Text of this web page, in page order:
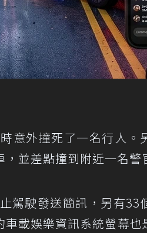
意外撞死了一名行人。
並差點撞到附近一名警
駕駛發送簡訊，另有33
載娛樂資訊系統螢幕也